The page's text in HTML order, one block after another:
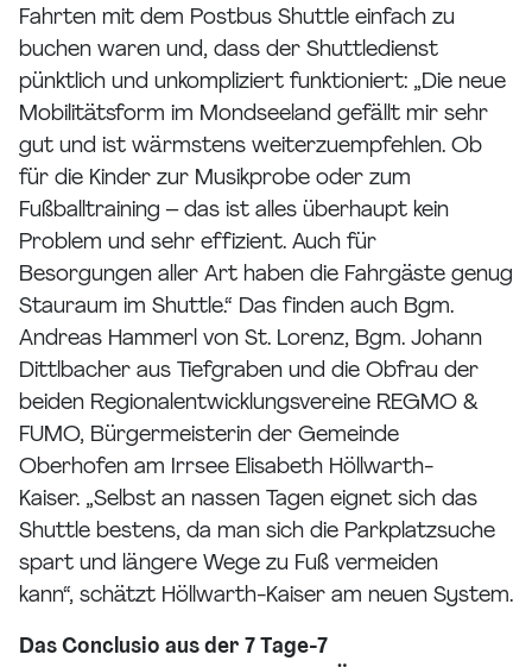
Fahrten mit dem Postbus Shuttle einfach zu
buchen waren und, dass der Shuttledienst
pünktlich und unkompliziert funktioniert: „Die neue
Mobilitätsform im Mondseeland gefällt mir sehr
gut und ist wärmstens weiterzuempfehlen. Ob
für die Kinder zur Musikprobe oder zum
Fußballtraining – das ist alles überhaupt kein
Problem und sehr effizient. Auch für
Besorgungen aller Art haben die Fahrgäste genug
Stauraum im Shuttle.“ Das finden auch Bgm.
Andreas Hammerl von St. Lorenz, Bgm. Johann
Dittlbacher aus Tiefgraben und die Obfrau der
beiden Regionalentwicklungsvereine REGMO &
FUMO, Bürgermeisterin der Gemeinde
Oberhofen am Irrsee Elisabeth Höllwarth-
Kaiser. „Selbst an nassen Tagen eignet sich das
Shuttle bestens, da man sich die Parkplatzsuche
spart und längere Wege zu Fuß vermeiden
kann“, schätzt Höllwarth-Kaiser am neuen System.
Das Conclusio aus der 7 Tage-7